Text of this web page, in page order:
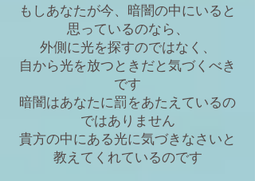
もしあなたが今、暗闇の中にいると
思っているのなら、
外側に光を探すのではなく、
自から光を放つときだと気づくべき
です
暗闇はあなたに罰をあたえているの
ではありません
貴方の中にある光に気づきなさいと
教えてくれているのです